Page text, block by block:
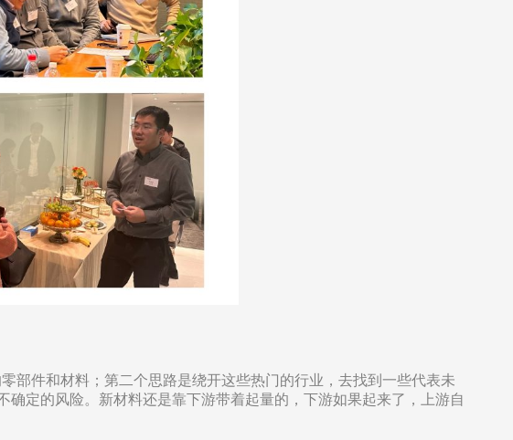
部件和材料；第二个思路是绕开这些热门的行业，去找到一些代表未
定的风险。新材料还是靠下游带着起量的，下游如果起来了，上游自